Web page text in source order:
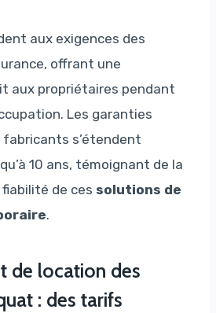
aux exigences des
offrant une
aux propriétaires pendant
Les garanties
fabricants s’étendent
10 ans, témoignant de la
de ces solutions de
.
de location des
: des tarifs